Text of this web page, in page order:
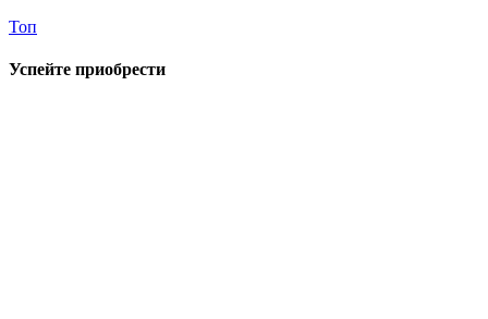
Топ
Успейте приобрести